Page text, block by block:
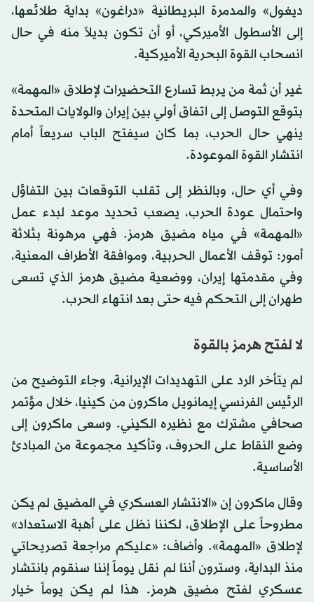
ديغول» والمدمرة البريطانية «دراغون» بداية طلائعها،
إلى الأسطول الأميركي، أو أن تكون بديلاً منه في حال
انسحاب القوة البحرية الأميركية.
غير أن ثمة من يربط تسارع التحضيرات لإطلاق «المهمة»
بتوقع التوصل إلى اتفاق أولي بين إيران والولايات المتحدة
ينهي حال الحرب، بما كان سيفتح الباب سريعاً أمام
انتشار القوة الموعودة.
وفي أي حال، وبالنظر إلى تقلب التوقعات بين التفاؤل
واحتمال عودة الحرب، يصعب تحديد موعد لبدء عمل
«المهمة» في مياه مضيق هرمز. فهي مرهونة بثلاثة
أمور: توقف الأعمال الحربية، وموافقة الأطراف المعنية،
وفي مقدمتها إيران، ووضعية مضيق هرمز الذي تسعى
طهران إلى التحكم فيه حتى بعد انتهاء الحرب.
لا لفتح هرمز بالقوة
لم يتأخر الرد على التهديدات الإيرانية، وجاء التوضيح من
الرئيس الفرنسي إيمانويل ماكرون من كينيا، خلال مؤتمر
صحافي مشترك مع نظيره الكيني. وسعى ماكرون إلى
وضع النقاط على الحروف، وتأكيد مجموعة من المبادئ
الأساسية.
وقال ماكرون إن «الانتشار العسكري في المضيق لم يكن
مطروحاً على الإطلاق، لكننا نظل على أهبة الاستعداد»
لإطلاق «المهمة». وأضاف: «عليكم مراجعة تصريحاتي
منذ البداية، وسترون أننا لم نقل يوماً إننا سنقوم بانتشار
عسكري لفتح مضيق هرمز. هذا لم يكن يوماً خيار